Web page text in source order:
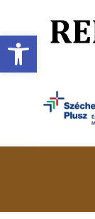
Eszköztár